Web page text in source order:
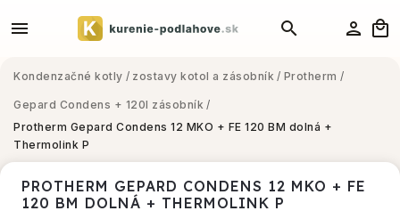
Kondenzačné kotly / zostavy kotol a zásobník / Protherm /
Gepard Condens + 120l zásobník /
Protherm Gepard Condens 12 MKO + FE 120 BM dolná +
Thermolink P
PROTHERM GEPARD CONDENS 12 MKO + FE
120 BM DOLNÁ + THERMOLINK P